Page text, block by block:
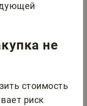
не
стоимость
риск